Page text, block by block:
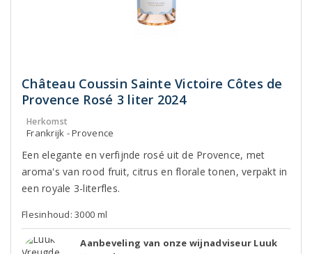
Château Coussin Sainte Victoire Côtes de
Provence Rosé 3 liter 2024
Herkomst
Frankrijk - Provence
Een elegante en verfijnde rosé uit de Provence, met
aroma's van rood fruit, citrus en florale tonen, verpakt in
een royale 3-literfles.
Flesinhoud: 3000 ml
Aanbeveling van onze wijnadviseur Luuk